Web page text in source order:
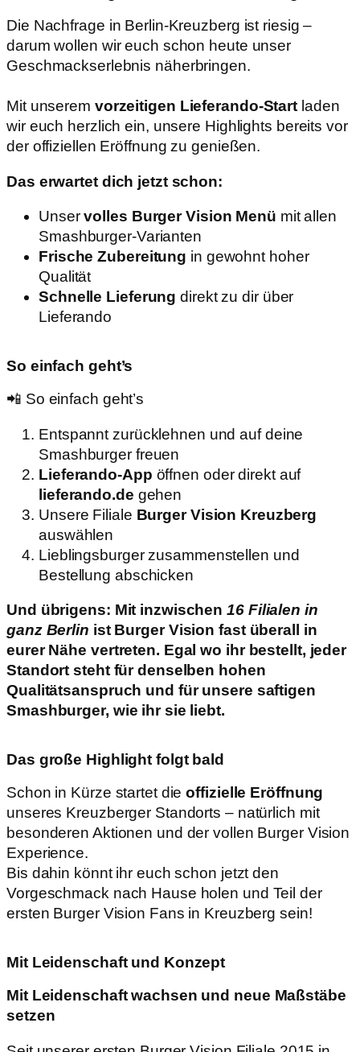
Die Nachfrage in Berlin-Kreuzberg ist riesig –
darum wollen wir euch schon heute unser
Geschmackserlebnis näherbringen.
Mit unserem vorzeitigen Lieferando-Start laden
wir euch herzlich ein, unsere Highlights bereits vor
der offiziellen Eröffnung zu genießen.
Das erwartet dich jetzt schon:
Unservolles Burger Vision Menü mit allen
Smashburger-Varianten
Frische Zubereitung in gewohnt hoher
Qualität
Schnelle Lieferung direkt zu dir über
Lieferando
So einfach geht’s
📲 So einfach geht’s
Entspannt zurücklehnen und auf deine
Smashburger freuen
Lieferando-App öffnen oder direkt auf
lieferando.de gehen
Unsere Filiale Burger Vision Kreuzberg
auswählen
Lieblingsburger zusammenstellen und
Bestellung abschicken
Und übrigens: Mit inzwischen16 Filialen in
ganz Berlin ist Burger Vision fast überall in
eurer Nähe vertreten. Egal wo ihr bestellt, jeder
Standort steht für denselben hohen
Qualitätsanspruch und für unsere saftigen
Smashburger, wie ihr sie liebt.
Das große Highlight folgt bald
Schon in Kürze startet dieoffizielle Eröffnung
unseres Kreuzberger Standorts – natürlich mit
besonderen Aktionen und der vollen Burger Vision
Experience.
Bis dahin könnt ihr euch schon jetzt den
Vorgeschmack nach Hause holen und Teil der
ersten Burger Vision Fans in Kreuzberg sein!
Mit Leidenschaft und Konzept
Mit Leidenschaft wachsen und neue Maßstäbe
setzen